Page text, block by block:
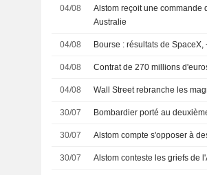
04/08
Alstom reçoit une commande
Australie
04/08 Bourse : résultats de
04/08 Contrat de 270 millions
04/08 Wall Street rebranche les
30/07 Bombardier porté au
30/07 Alstom compte s'opposer à
30/07 Alstom conteste les griefs de